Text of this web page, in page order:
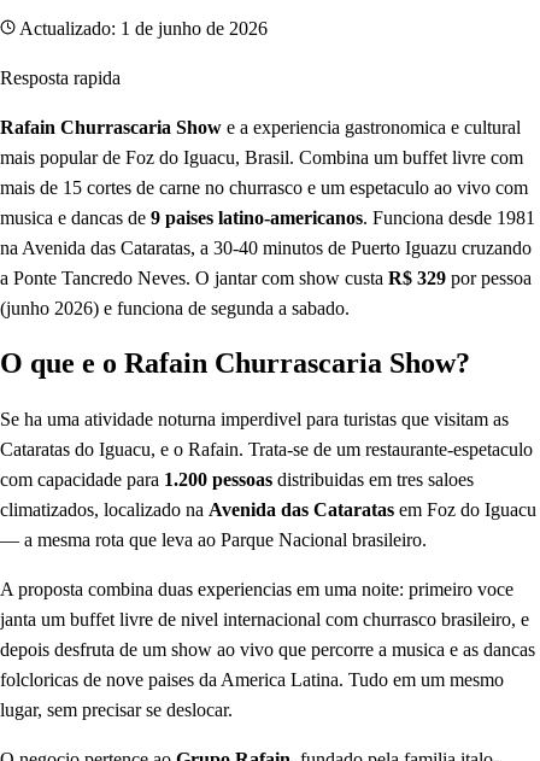
Actualizado: 1 de junho de 2026
Resposta rapida
Rafain Churrascaria Show e a experiencia gastronomica e cultural
mais popular de Foz do Iguacu, Brasil. Combina um buffet livre com
mais de 15 cortes de carne no churrasco e um espetaculo ao vivo com
musica e dancas de 9 paises latino-americanos. Funciona desde 1981
na Avenida das Cataratas, a 30-40 minutos de Puerto Iguazu cruzando
a Ponte Tancredo Neves. O jantar com show custa R$ 329 por pessoa
(junho 2026) e funciona de segunda a sabado.
O que e o Rafain Churrascaria Show?
Se ha uma atividade noturna imperdivel para turistas que visitam as
Cataratas do Iguacu, e o Rafain. Trata-se de um restaurante-espetaculo
com capacidade para 1.200 pessoas distribuidas em tres saloes
climatizados, localizado na Avenida das Cataratas em Foz do Iguacu
— a mesma rota que leva ao Parque Nacional brasileiro.
A proposta combina duas experiencias em uma noite: primeiro voce
janta um buffet livre de nivel internacional com churrasco brasileiro, e
depois desfruta de um show ao vivo que percorre a musica e as dancas
folcloricas de nove paises da America Latina. Tudo em um mesmo
lugar, sem precisar se deslocar.